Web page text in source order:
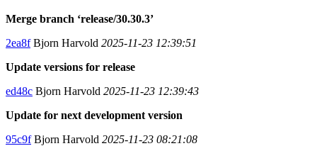
Merge branch ‘release/30.30.3’
2ea8fBjorn Harvold 2025-11-23 12:39:51
Update versions for release
ed48c Bjorn Harvold 2025-11-23 12:39:43
Update for next development version
95c9fBjorn Harvold 2025-11-23 08:21:08